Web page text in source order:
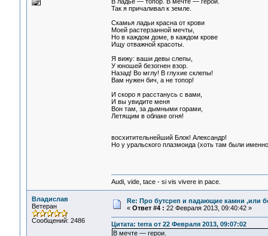
Так я причаливал к земле.
Скамья ладьи красна от крови
Моей растерзанной мечты,
Но в каждом доме, в каждом крове
Ищу отважной красоты.
Я вижу: ваши девы слепы,
У юношей безогнен взор.
Назад! Во мглу! В глухие склепы!
Вам нужен бич, а не топор!
И скоро я расстанусь с вами,
И вы увидите меня
Вон там, за дымными горами,
Летящим в облаке огня!
восхитительнейший Блок! Александр!
Но у уральского плазмоида (хоть там были
Audi, vide, tace - si vis vivere in pace.
Владислав
Ветеран
Сообщений: 2486
Re: Про бутсреп и падающие камни ,или
« Ответ #4 : 22 Февраля 2013, 09:40:42 »
Цитата: terra от 22 Февраля 2013, 09:07:02
В мечте — герои.